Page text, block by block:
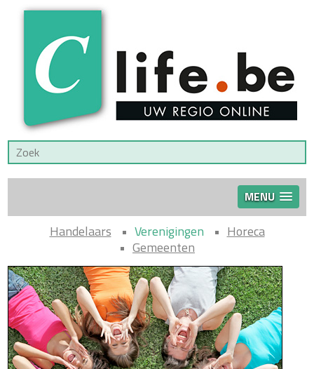
MENU
Handelaars Verenigingen
Horeca
Gemeenten